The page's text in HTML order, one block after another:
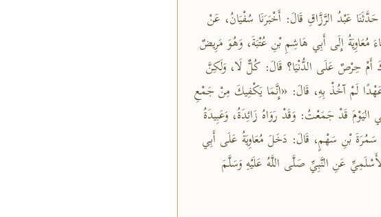
حَدَّثَنَا عَبْدُ الرَّزَّاقِ قَالَ: أَخْبَرَنَا سُفْيَانُ، عَنْ
إِلَى أَبِي هَاشِمِ بْنِ عُتْبَةَ، وَهُوَ مَرِيضٌ
أَمْ حِرْصٌ عَلَى الدُّنْيَا؟ قَالَ: كُلٌّ لَا، وَلَكِنَّ
لَمْ آخُذْ بِهِ، قَالَ: «إِنَّمَا يَكْفِيكَ مِنْ جَمْعِ
قَدْ جَمَعْتُ: وَقَدْ رَوَاهُ زَائِدَةُ، وَعَبِيدَةُ
بْنِ سَهْمٍ، قَالَ: دَخَلَ مُعَاوِيَةُ عَلَى أَبِي
عَنِ النَّبِيِّ صَلَّى اللَّهُ عَلَيْهِ وَسَلَّمَ